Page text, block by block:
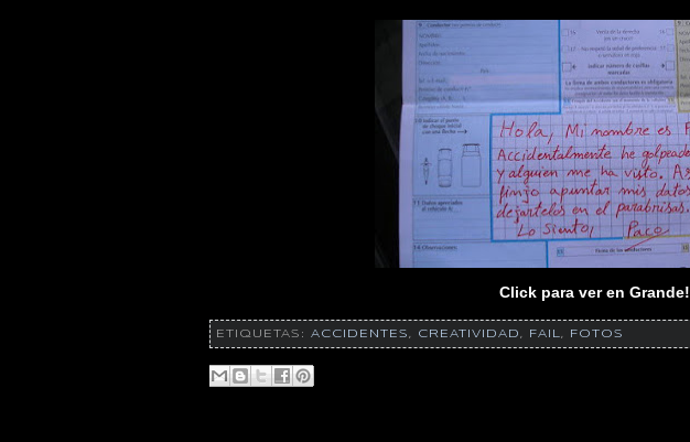
Click para ver en Grande!
ETIQUETAS: ACCIDENTES , CREATIVIDAD , FAIL, FOTOS